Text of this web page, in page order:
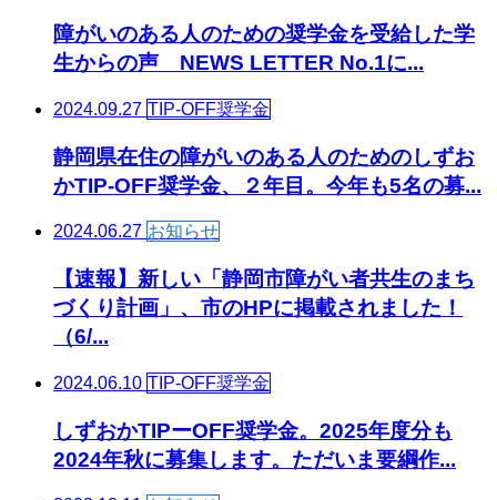
障がいのある人のための奨学金を受給した学
生からの声 NEWS LETTER No.1に...
2024.09.27 TIP-OFF奨学金
静岡県在住の障がいのある人のためのしずお
かTIP-OFF奨学金、２年目。今年も5名の募...
2024.06.27 お知らせ
【速報】新しい「静岡市障がい者共生のまち
づくり計画」、市のHPに掲載されました！
（6/...
2024.06.10 TIP-OFF奨学金
しずおかTIPーOFF奨学金。2025年度分も
2024年秋に募集します。ただいま要綱作...